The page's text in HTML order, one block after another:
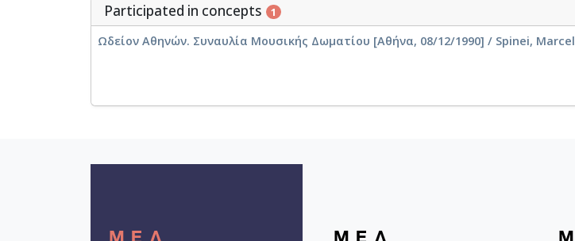
Participated in concepts 1
Ωδείον Αθηνών. Συναυλία Μουσικής Δωματίου [Αθήνα, 08/12/1990] / Spinei, Marcel